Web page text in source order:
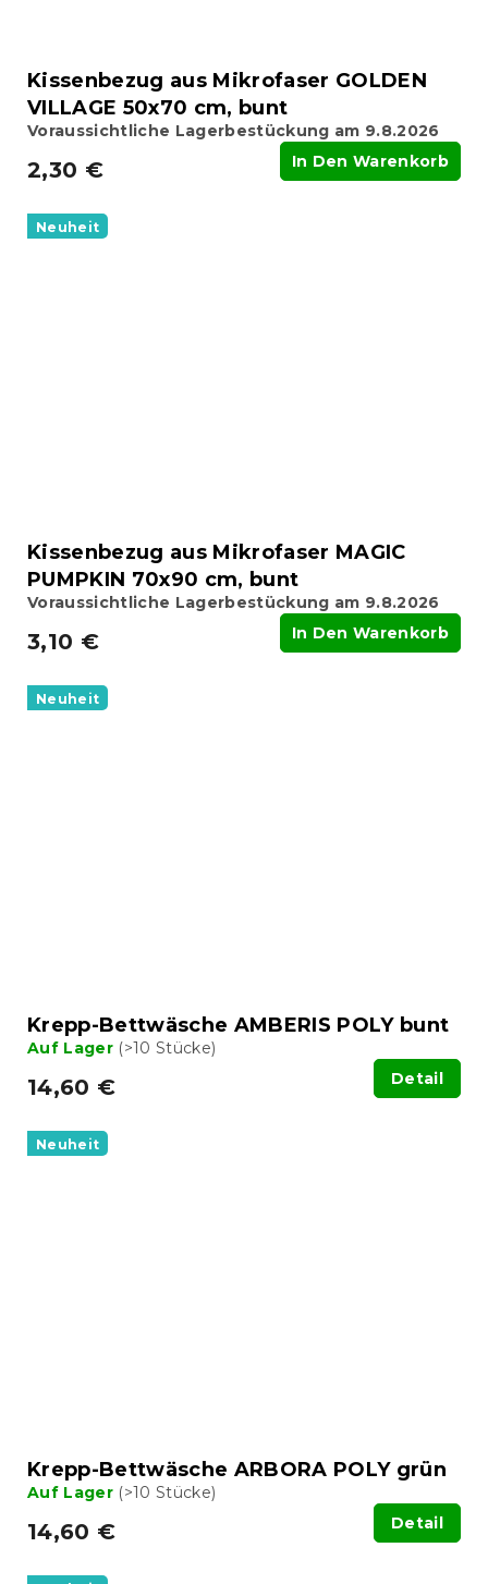
Kissenbezug aus Mikrofaser GOLDEN
VILLAGE 50x70 cm, bunt
Voraussichtliche Lagerbestückung am 9.8.2026
2,30 € In Den Warenkorb
Neuheit
Kissenbezug aus Mikrofaser MAGIC
PUMPKIN 70x90 cm, bunt
Voraussichtliche Lagerbestückung am 9.8.2026
3,10 € In Den Warenkorb
Neuheit
Krepp-Bettwäsche AMBERIS POLY bunt
Auf Lager (>10 Stücke)
14,60 € Detail
Neuheit
Krepp-Bettwäsche ARBORA POLY grün
Auf Lager (>10 Stücke)
14,60 € Detail